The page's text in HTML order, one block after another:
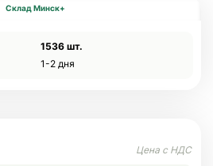
Склад Минск+
1536 шт.
1-2 дня